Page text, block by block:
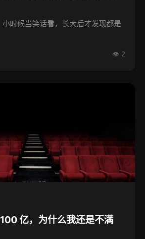
时候当笑话看，长大后才发现都是
👁 2
100 亿，为什么我还是不满